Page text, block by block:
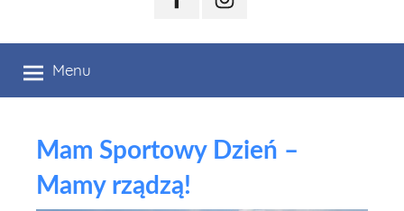
Menu
Mam Sportowy Dzień –
Mamy rządzą!